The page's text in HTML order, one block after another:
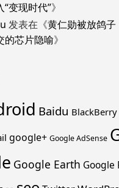
“变现时代”》
发表在《黄仁勋被放鸽
的芯片隐喻》
Baidu BlackBerry
google+ Google AdSense
Google Earth Google